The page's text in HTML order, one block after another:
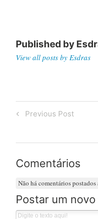
Published by
View all posts by Esdras
Post
Previous
Previous Post
Comentários
Não há comentários
Postar um